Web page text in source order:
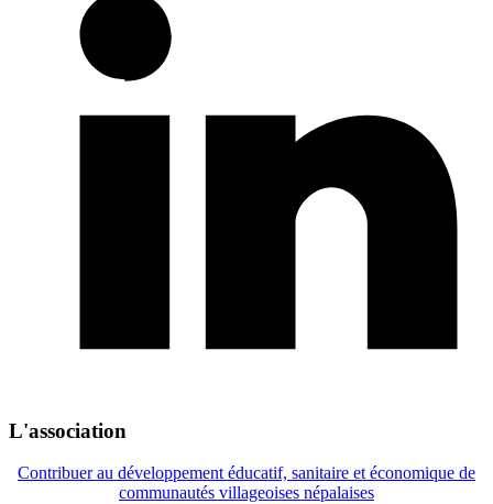
L'association
Contribuer au développement éducatif, sanitaire et économique de
communautés villageoises népalaises